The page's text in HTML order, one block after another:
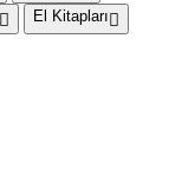
El Kitapları